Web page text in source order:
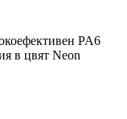
PA6
в цвят Neon